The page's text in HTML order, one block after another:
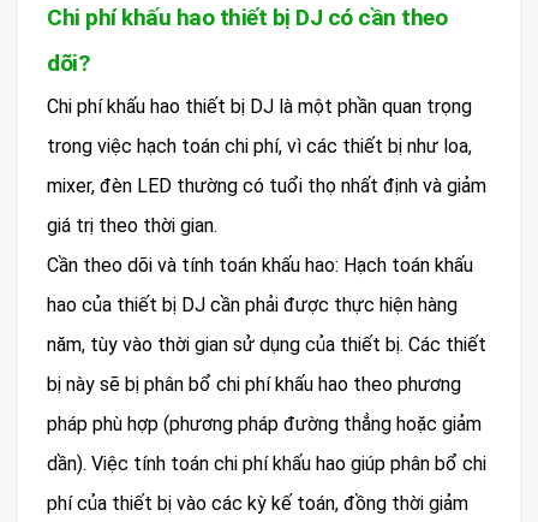
Chi phí khấu hao thiết bị DJ có cần theo
dõi?
Chi phí khấu hao thiết bị DJ là một phần quan trọng
trong việc hạch toán chi phí, vì các thiết bị như loa,
mixer, đèn LED thường có tuổi thọ nhất định và giảm
giá trị theo thời gian.
Cần theo dõi và tính toán khấu hao: Hạch toán khấu
hao của thiết bị DJ cần phải được thực hiện hàng
năm, tùy vào thời gian sử dụng của thiết bị. Các thiết
bị này sẽ bị phân bổ chi phí khấu hao theo phương
pháp phù hợp (phương pháp đường thẳng hoặc giảm
dần). Việc tính toán chi phí khấu hao giúp phân bổ chi
phí của thiết bị vào các kỳ kế toán, đồng thời giảm